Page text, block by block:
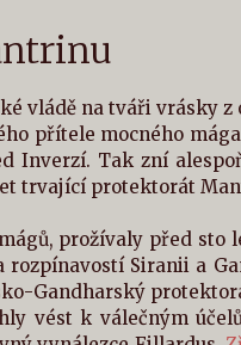
vládě na tváři vrásky z
přítele mocného
Inverzí. Tak zní
trvající protektorát
prožívaly před sto
Siranii a
Gandharský
vést k válečným